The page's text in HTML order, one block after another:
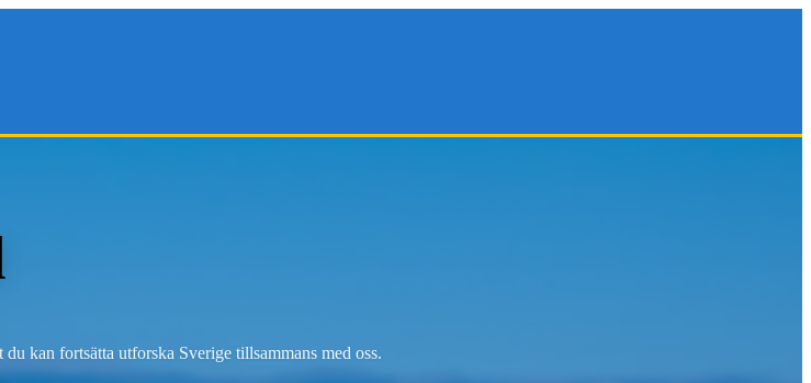
kan fortsätta utforska Sverige tillsammans med oss.